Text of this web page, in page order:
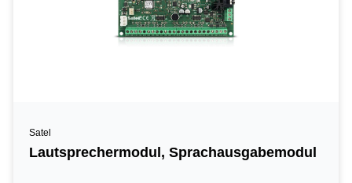
Satel
Lautsprechermodul, Sprachausgabemodul